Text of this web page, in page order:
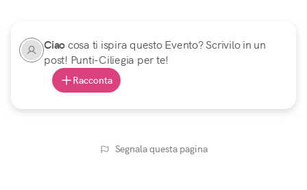
Ciaocosa ti ispira questo Evento? Scrivilo in un
post! Punti-Ciliegia per te!
Racconta
Segnala questa pagina